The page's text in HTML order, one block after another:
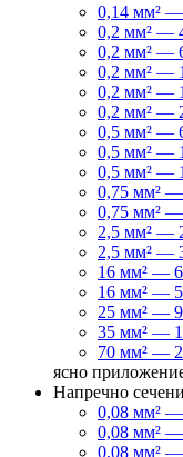
0,14 мм²
0,2 мм² —
0,2 мм² —
0,2 мм² —
0,2 мм² —
0,2 мм² —
0,5 мм² —
0,5 мм² —
0,5 мм² —
0,75 мм²
0,75 мм²
2,5 мм² —
2,5 мм² —
16 мм² —
16 мм² —
25 мм² —
35 мм² —
70 мм² —
ясно
Напречно
0,08 мм²
0,08 мм²
0,08 мм²